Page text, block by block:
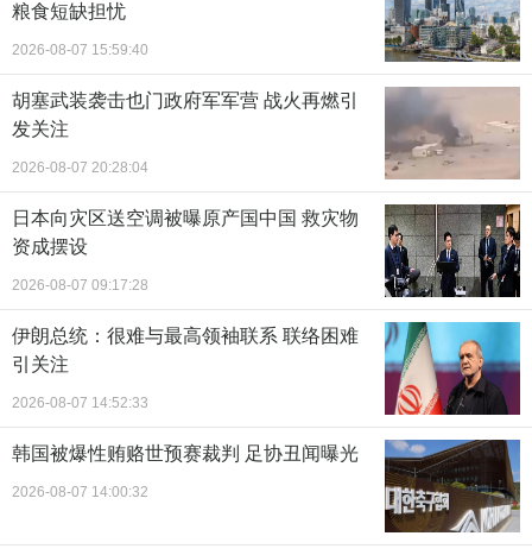
粮食短缺担忧
2026-08-07 15:59:40
胡塞武装袭击也门政府军军营 战火再燃引
发关注
2026-08-07 20:28:04
日本向灾区送空调被曝原产国中国 救灾物
资成摆设
2026-08-07 09:17:28
伊朗总统：很难与最高领袖联系 联络困难
引关注
2026-08-07 14:52:33
韩国被爆性贿赂世预赛裁判 足协丑闻曝光
2026-08-07 14:00:32